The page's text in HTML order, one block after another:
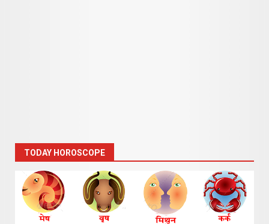
TODAY HOROSCOPE